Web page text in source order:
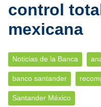
control
mexicana
Noticias de la Banca
banco santander
Santander México